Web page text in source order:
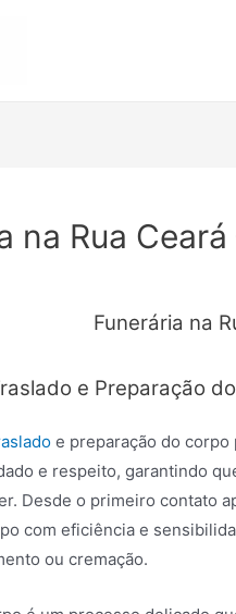
na Rua
Funerária na
e Preparação
e preparação do corpo
e respeito, garantindo
Desde o primeiro contato
com eficiência e
ou cremação.